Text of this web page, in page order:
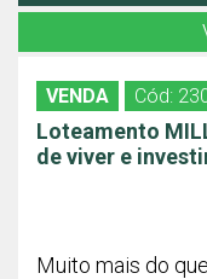
VENDA Cód:
Loteamento
de viver e
Muito mais do